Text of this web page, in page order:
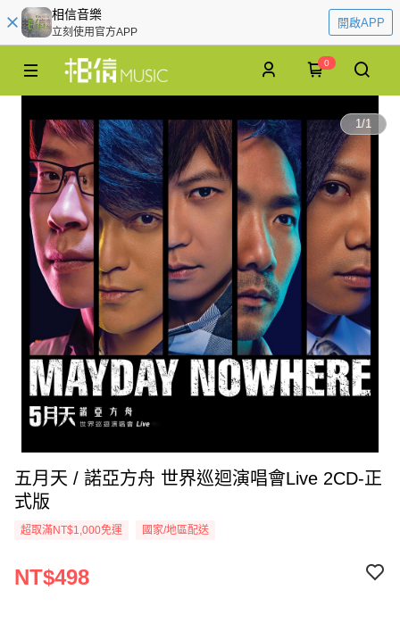
相信音樂
立刻使用官方APP
開啟APP
0
1/1
五月天 / 諾亞方舟 世界巡迴演唱會Live 2CD-正
式版
超取滿NT$1,000免運 國家/地區配送
NT$498